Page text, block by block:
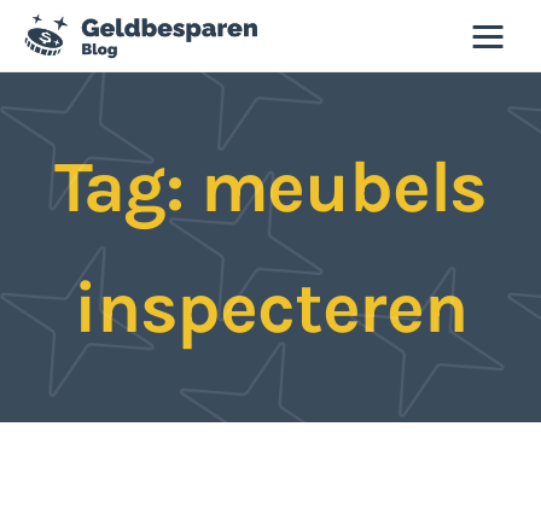
Tag: meubels
inspecteren
Geld besparen blog
Besparen
Budgettips
Slim winkelen